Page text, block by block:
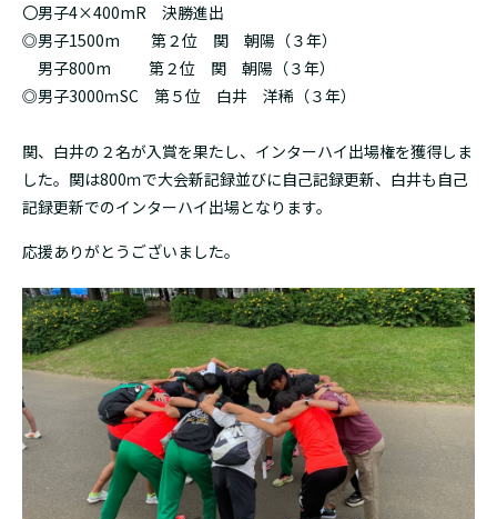
〇男子4×400mR 決勝進出
◎男子1500m 第２位 関 朝陽（３年）
男子800m 第２位 関 朝陽（３年）
◎男子3000ｍSC 第５位 白井 洋稀（３年）
関、白井の２名が入賞を果たし、インターハイ出場権を獲得しま
した。関は800ｍで大会新記録並びに自己記録更新、白井も自己
記録更新でのインターハイ出場となります。
応援ありがとうございました。